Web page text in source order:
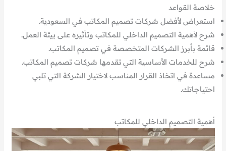
خلاصة القواعد
استعراض لأفضل شركات تصميم المكاتب في السعودية.
شرح لأهمية التصميم الداخلي للمكاتب وتأثيره على بيئة العمل.
قائمة بأبرز الشركات المتخصصة في تصميم المكاتب.
شرح للخدمات الأساسية التي تقدمها شركات تصميم المكاتب.
مساعدة في اتخاذ القرار المناسب لاختيار الشركة التي تلبي
احتياجاتك.
أهمية التصميم الداخلي للمكاتب